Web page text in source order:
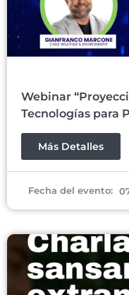
Webinar
Tecnologías para
Más Detalles
Fecha del evento: